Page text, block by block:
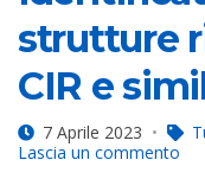
strutture
CIR e
7 Aprile 2023
Lascia un commento